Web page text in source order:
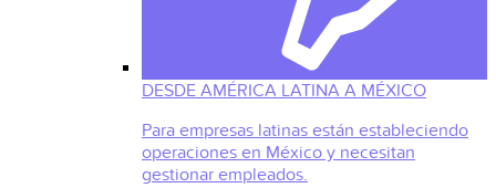
DESDE AMÉRICA LATINA A MÉXICO
Para empresas latinas están estableciendo
operaciones en México y necesitan
gestionar empleados.